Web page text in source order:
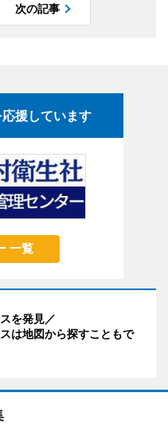
次の記事
援しています
一覧
を発見／
は地図から探すこともで